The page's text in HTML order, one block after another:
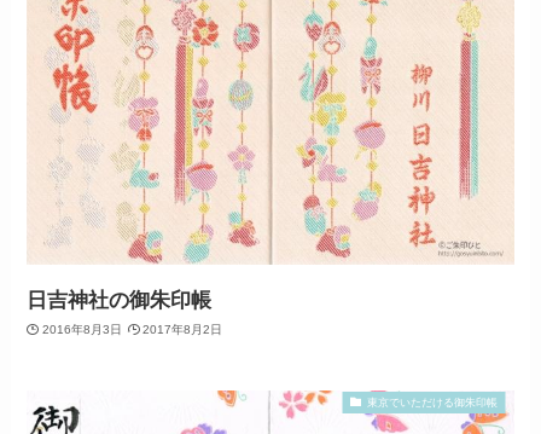
日吉神社の御朱印帳
2016年8月3日 2017年8月2日
東京でいただける御朱印帳